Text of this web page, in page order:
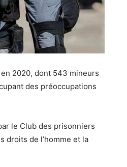
2020, dont 543 mineurs
des préoccupations
le Club des prisonniers
droits de l’homme et la